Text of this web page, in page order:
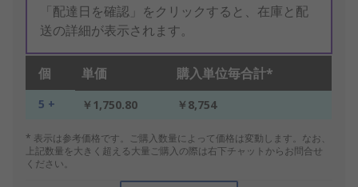
「配達日を確認」をクリックすると、在庫と配
送の詳細が表示されます。
個 単価 購入単位毎合計*
5 + ￥1,750.80 ￥8,754
* 表示は参考価格です。ご購入数量によって価格は変動します。なお、
上記数量を大きく超える大量ご購入の際は右下チャットからお問合せ
ください。